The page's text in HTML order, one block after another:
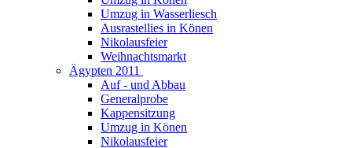
Umzug in Wasserliesch
Ausrastellies in Könen
Nikolausfeier
Weihnachtsmarkt
Ägypten 2011
Auf - und Abbau
Generalprobe
Kappensitzung
Umzug in Könen
Nikolausfeier